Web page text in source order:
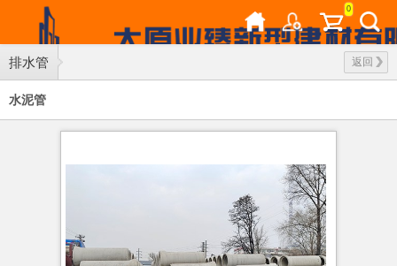
0
排水管 返回
水泥管